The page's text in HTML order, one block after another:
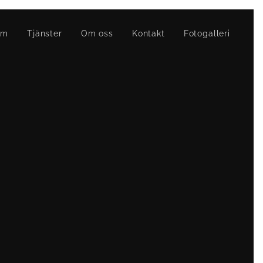
Tjänster Om oss Kontakt Fotogalleri